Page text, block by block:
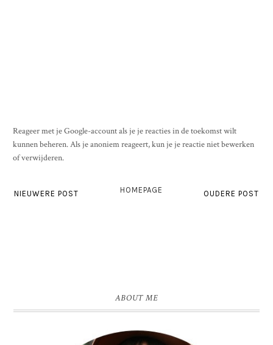
Reageer met je Google-account als je je reacties in de toekomst wilt
kunnen beheren. Als je anoniem reageert, kun je je reactie niet bewerken
of verwijderen.
NIEUWERE POST OUDERE POST
HOMEPAGE
ABOUT ME